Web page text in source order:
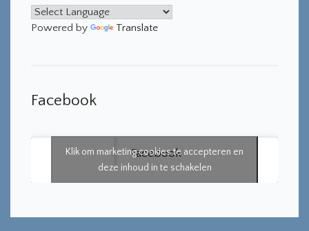
Powered by Translate
Facebook
Facebook
Klik om marketing cookies te accepteren en
deze inhoud in te schakelen